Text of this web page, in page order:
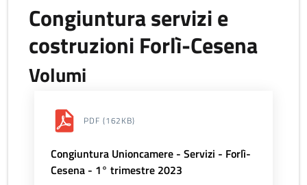
Congiuntura servizi e
costruzioni Forlì-Cesena
Volumi
PDF (162KB)
Congiuntura Unioncamere - Servizi - Forlì-
Cesena - 1° trimestre 2023